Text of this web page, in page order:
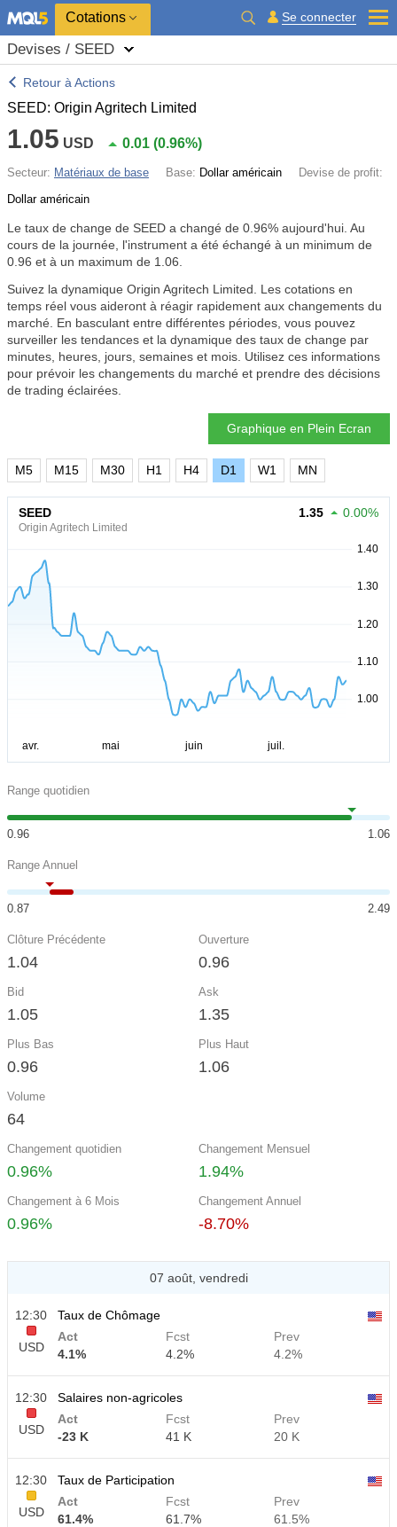
Cotations Se connecter
Devises / SEED
Retour à Actions
SEED: Origin Agritech Limited
1.05 USD 0.01 (0.96%)
Secteur: Matériaux de base Base: Dollar américain
Devise de profit:
Dollar américain
Le taux de change de SEED a changé de 0.96% aujourd'hui. Au
cours de la journée, l'instrument a été échangé à un minimum de
0.96 et à un maximum de 1.06.
Suivez la dynamique Origin Agritech Limited. Les cotations en
temps réel vous aideront à réagir rapidement aux changements du
marché. En basculant entre différentes périodes, vous pouvez
surveiller les tendances et la dynamique des taux de change par
minutes, heures, jours, semaines et mois. Utilisez ces informations
pour prévoir les changements du marché et prendre des décisions
de trading éclairées.
Graphique en Plein Ecran
M5 M15 M30 H1 H4 D1 W1 MN
SEED
Origin Agritech Limited
1.35 0.00%
Range quotidien
0.96 1.06
Range Annuel
0.87 2.49
Clôture Précédente
1.04
Ouverture
0.96
Bid
1.05
Ask
1.35
Plus Bas
0.96
Plus Haut
1.06
Volume
64
Changement quotidien
0.96%
Changement Mensuel
1.94%
Changement à 6 Mois
0.96%
Changement Annuel
-8.70%
07 août, vendredi
12:30
USD
Taux de Chômage
Act
4.1%
Fcst
4.2%
Prev
4.2%
12:30
USD
Salaires non-agricoles
Act
-23 K
Fcst
41 K
Prev
20 K
12:30
USD
Taux de Participation
Act
61.4%
Fcst
61.7%
Prev
61.5%